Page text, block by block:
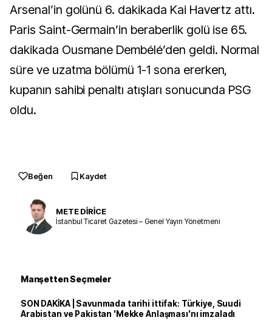
Arsenal’in golünü 6. dakikada Kai Havertz attı.
Paris Saint-Germain’in beraberlik golü ise 65.
dakikada Ousmane Dembélé’den geldi. Normal
süre ve uzatma bölümü 1-1 sona ererken,
kupanın sahibi penaltı atışları sonucunda PSG
oldu.
Beğen Kaydet
METE DİRİCE
İstanbul Ticaret Gazetesi – Genel Yayın Yönetmeni
Manşetten Seçmeler
SON DAKİKA | Savunmada tarihi ittifak: Türkiye, Suudi
Arabistan ve Pakistan 'Mekke Anlaşması'nı imzaladı